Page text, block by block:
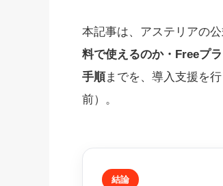
本記事は、アステリアの
料で使えるのか・Freeプ
手順までを、導入支援を
前）。
結論